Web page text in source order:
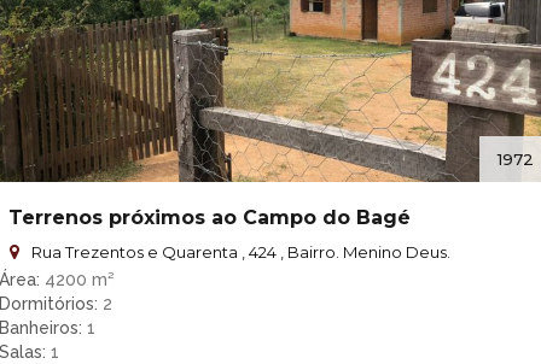
1972
Terrenos próximos ao Campo do Bagé
Rua Trezentos e Quarenta , 424 , Bairro. Menino Deus.
Área 4200 m²
Dormitórios 2
Banheiros 1
Salas 1